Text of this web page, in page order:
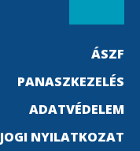
ÁSZF
PANASZKEZELÉS
ADATVÉDELEM
JOGI NYILATKOZAT